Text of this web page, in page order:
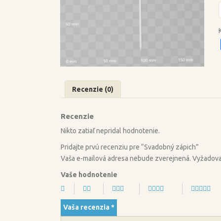
Recenzie (0)
Recenzie
Nikto zatiaľ nepridal hodnotenie.
Pridajte prvú recenziu pre “Svadobný zápich”
Vaša e-mailová adresa nebude zverejnená.
Vaše hodnotenie
Vaša recenzia *